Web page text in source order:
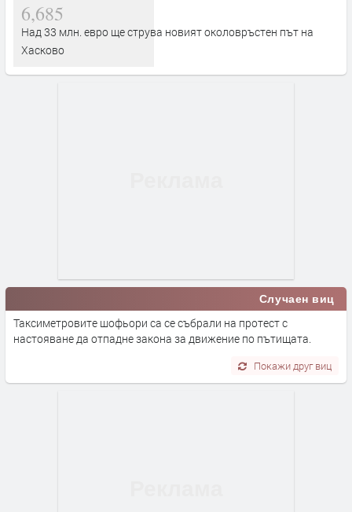
6,685
Над 33 млн. евро ще струва новият околовръстен път на
Хасково
Случаен виц
Таксиметровите шофьори са се събрали на протест с
настояване да отпадне закона за движение по пътищата.
Покажи друг виц